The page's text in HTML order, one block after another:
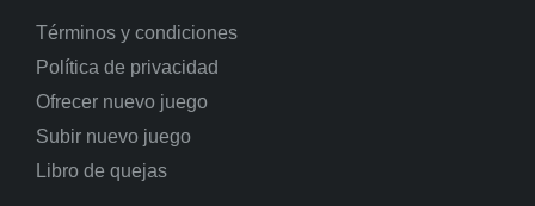
Términos y condiciones
Política de privacidad
Ofrecer nuevo juego
Subir nuevo juego
Libro de quejas